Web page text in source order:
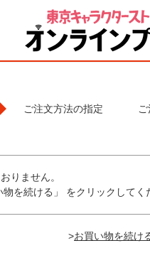
ご注文方法の指定
りません。
を続ける」 をクリックしてく
>